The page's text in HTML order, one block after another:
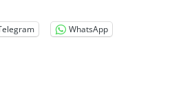
comemorat la 102 ani
iulie 2024
în laborator, tot mai
WhatsApp